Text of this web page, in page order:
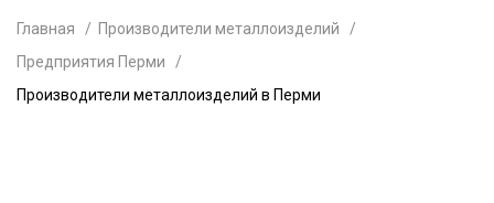
Главная
Производители металлоизделий
Предприятия Перми
Производители металлоизделий в Перми